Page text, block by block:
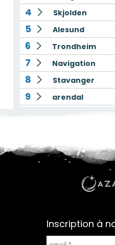
4 Skjolden
5 Alesund
6 Trondheim
7 Navigation
8 Stavanger
9 arendal
Inscription à